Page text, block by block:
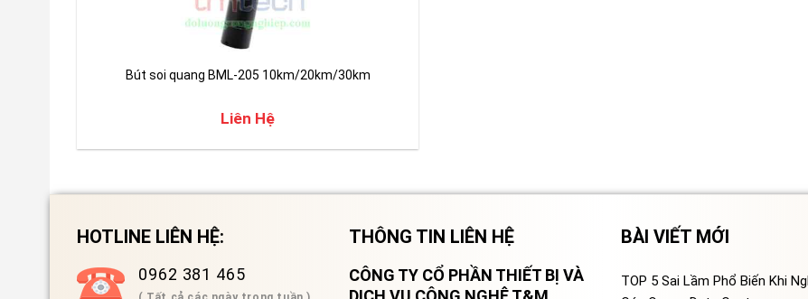
Bút soi quang BML-205 10km/20km/30km
Liên Hệ
HOTLINE LIÊN HỆ:
0962 381 465
THÔNG TIN LIÊN HỆ
CÔNG TY CỔ PHẦN THIẾT BỊ VÀ
BÀI VIẾT MỚI
TOP 5 Sai Lầm Phổ Biến Khi